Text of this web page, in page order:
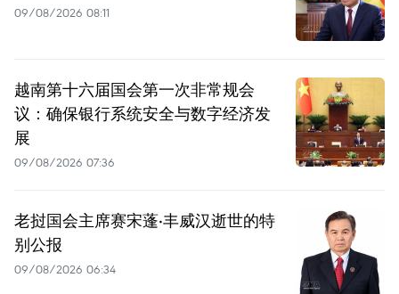
09/08/2026 08:11
越南第十六届国会第一次非常规会
议：确保银行系统安全与数字经济发
展
09/08/2026 07:36
老挝国会主席赛宋蓬·丰威汉逝世的特
别公报
09/08/2026 06:34